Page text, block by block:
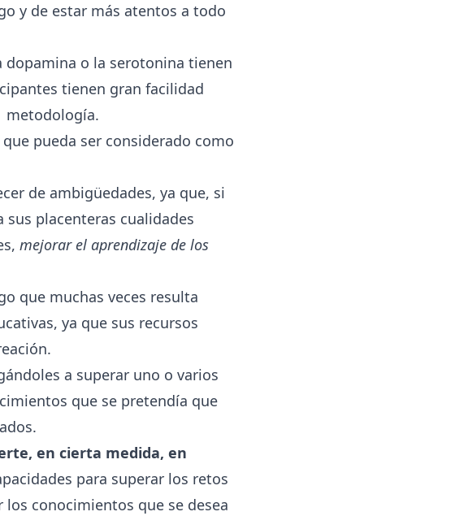
y de estar más atentos a todo
dopamina o la serotonina tienen
tienen gran facilidad
metodología.
que pueda ser considerado como
de ambigüedades, ya que, si
placenteras cualidades
mejorar el aprendizaje de los
que muchas veces resulta
ya que sus recursos
a superar uno o varios
que se pretendía que
en cierta medida, en
para superar los retos
conocimientos que se desea